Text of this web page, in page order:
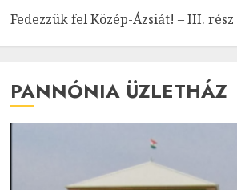
Fedezzük fel Közép-Ázsiát! – III. rész
PANNÓNIA ÜZLETHÁZ